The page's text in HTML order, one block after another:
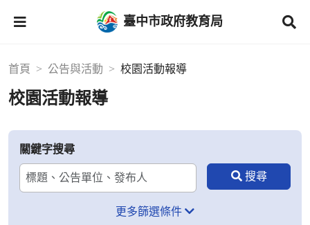
臺中市政府教育局
首頁 公告與活動 校園活動報導
校園活動報導
關鍵字搜尋
更多篩選條件